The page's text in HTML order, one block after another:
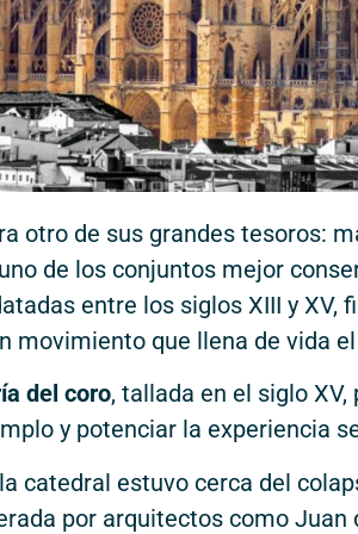
otro de sus grandes tesoros:
de los conjuntos mejor
entre los siglos XIII y XV,
movimiento que llena de vida
del coro, tallada en el siglo
y potenciar la experiencia
catedral estuvo cerca del
por arquitectos como